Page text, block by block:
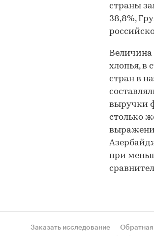
страны
38,8%,
Величина
хлопья, в
стран в
выручки
столько
при
Заказать исследование Обратная